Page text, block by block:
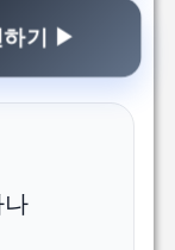
하기 ▶